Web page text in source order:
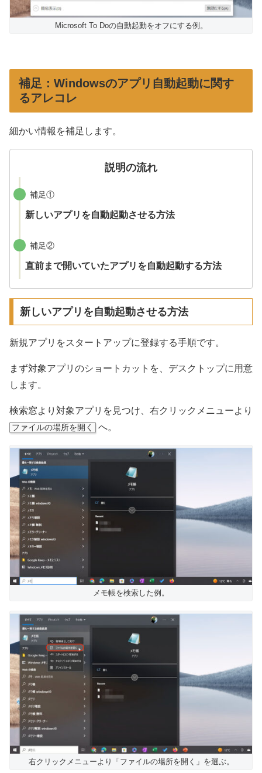
Microsoft To Doの自動起動をオフにする例。
補足：Windowsのアプリ自動起動に関す
るアレコレ
細かい情報を補足します。
説明の流れ
補足①
新しいアプリを自動起動させる方法
補足②
直前まで開いていたアプリを自動起動する方法
新しいアプリを自動起動させる方法
新規アプリをスタートアップに登録する手順です。
まず対象アプリのショートカットを、デスクトップに用意
します。
検索窓より対象アプリを見つけ、右クリックメニューより
ファイルの場所を開く へ。
メモ帳を検索した例。
右クリックメニューより「ファイルの場所を開く」を選ぶ。